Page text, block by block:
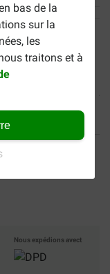
bas de la
sur la
les
traitons et à
de port offerts dès
€
Nous expédions avect